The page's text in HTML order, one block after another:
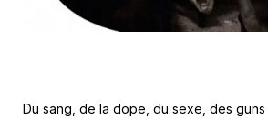
Du sang, de la dope, du sexe, des guns